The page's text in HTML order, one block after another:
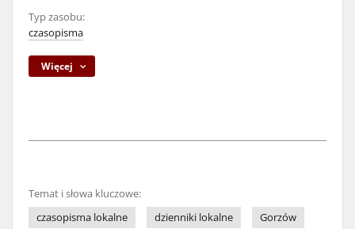
Typ zasobu:
czasopisma
Więcej
Temat i słowa kluczowe:
czasopisma lokalne
dzienniki lokalne
Gorzów